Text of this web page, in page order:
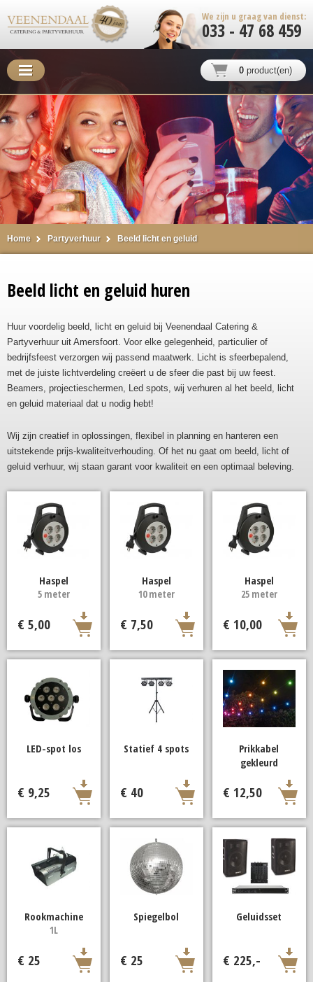
We zijn u graag van dienst:
033 - 47 68 459
0 product(en)
Home Partyverhuur Beeld licht en geluid
Beeld licht en geluid huren
Huur voordelig beeld, licht en geluid bij Veenendaal Catering &
Partyverhuur uit Amersfoort. Voor elke gelegenheid, particulier of
bedrijfsfeest verzorgen wij passend maatwerk. Licht is sfeerbepalend,
met de juiste lichtverdeling creëert u de sfeer die past bij uw feest.
Beamers, projectieschermen, Led spots, wij verhuren al het beeld, licht
en geluid materiaal dat u nodig hebt!
Wij zijn creatief in oplossingen, flexibel in planning en hanteren een
uitstekende prijs-kwaliteitverhouding. Of het nu gaat om beeld, licht of
geluid verhuur, wij staan garant voor kwaliteit en een optimaal beleving.
Haspel
5 meter
€ 5,00
Haspel
10 meter
€ 7,50
Haspel
25 meter
€ 10,00
LED-spot los
€ 9,25
Statief 4 spots
€ 40
Prikkabel
gekleurd
€ 12,50
Rookmachine
1L
€ 25
Spiegelbol
€ 25
Geluidsset
€ 225,-